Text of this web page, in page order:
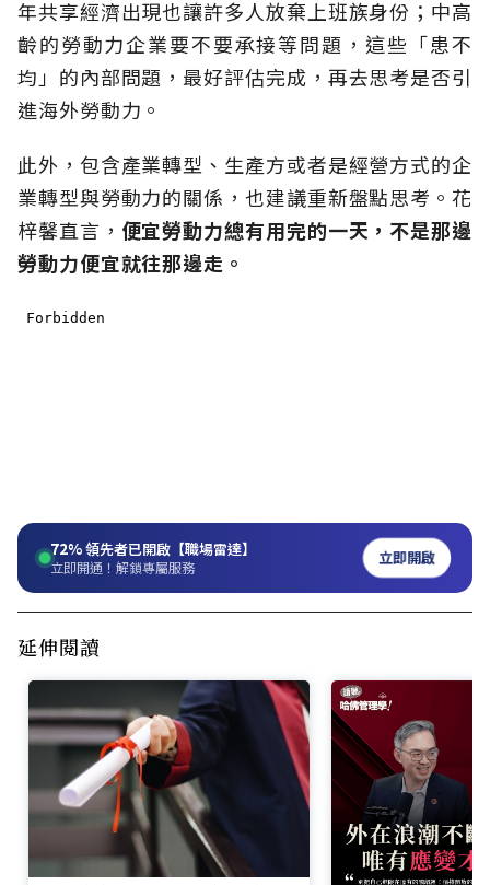
年共享經濟出現也讓許多人放棄上班族身份；中高
齡的勞動力企業要不要承接等問題，這些「患不
均」的內部問題，最好評估完成，再去思考是否引
進海外勞動力。
此外，包含產業轉型、生產方或者是經營方式的企
業轉型與勞動力的關係，也建議重新盤點思考。花
梓馨直言， 便宜勞動力總有用完的一天，不是那邊
勞動力便宜就往那邊走。
72%領先者已開啟【職場雷達】
立即開通！解鎖專屬服務 立即開啟
延伸閱讀